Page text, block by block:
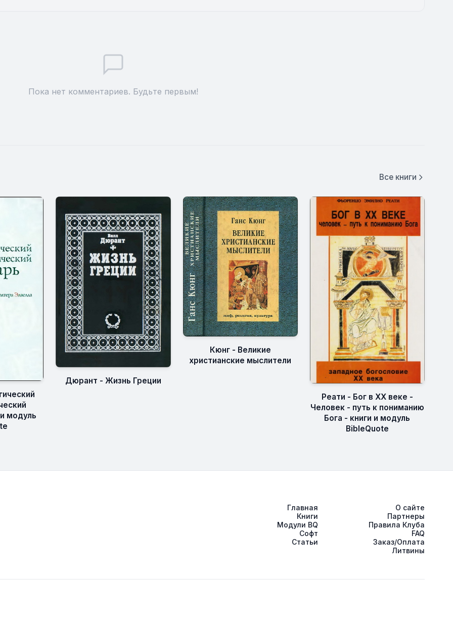
Пока нет комментариев. Будьте первым!
Все книги
модуль
Дюрант - Жизнь Греции
Кюнг - Великие
христианские мыслители
Реати - Бог в XX веке -
Человек - путь к пониманию
Бога - книги и модуль
BibleQuote
Главная
Книги
Модули BQ
Софт
Статьи
О сайте
Партнеры
Правила Клуба
FAQ
Заказ/Оплата
Литвины